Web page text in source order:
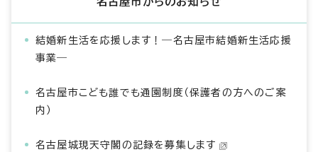
結婚新生活を応援します！―名古屋市結婚新生活応援
事業―
名古屋市こども誰でも通園制度（保護者の方へのご案
内）
名古屋城現天守閣の記録を募集します